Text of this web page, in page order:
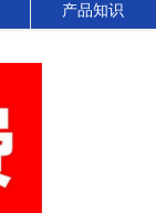
产品知识